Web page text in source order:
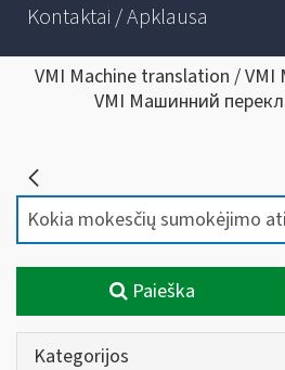
Kontaktai / Apklausa
VMI Machine translation /
VMI Машинний
Paieška
Kategorijos